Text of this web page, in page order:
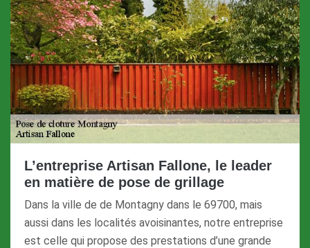
L’entreprise Artisan Fallone, le leader
en matière de pose de grillage
Dans la ville de de Montagny dans le 69700, mais
aussi dans les localités avoisinantes, notre entreprise
est celle qui propose des prestations d’une grande